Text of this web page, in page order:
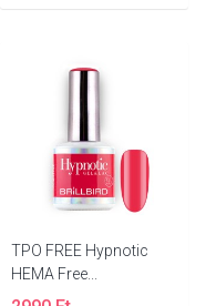
TPO FREE Hypnotic
HEMA Free...